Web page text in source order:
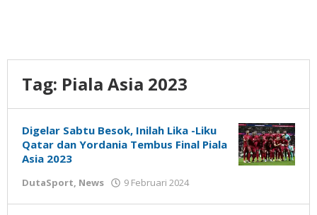
Tag: Piala Asia 2023
Digelar Sabtu Besok, Inilah Lika -Liku
Qatar dan Yordania Tembus Final Piala
Asia 2023
DutaSport, News 9 Februari 2024
Susanto